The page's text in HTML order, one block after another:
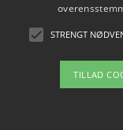
du vilSTRENGT
TILLAD